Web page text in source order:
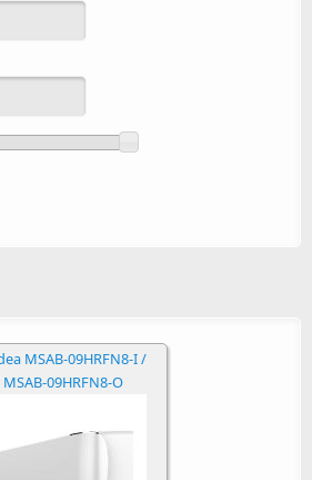
MSAB-09HRFN8-I /
MSAB-09HRFN8-O